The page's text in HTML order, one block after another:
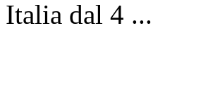
Italia dal 4 ...